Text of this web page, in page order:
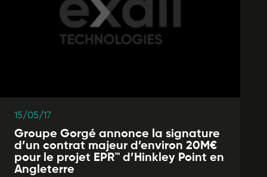
15/05/17
Groupe Gorgé annonce la signature
d’un contrat majeur d’environ 20M€
pour le projet EPR™ d’Hinkley Point en
Angleterre